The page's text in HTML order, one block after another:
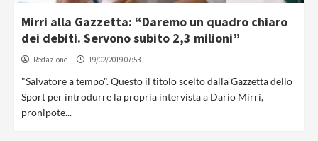
Mirri alla Gazzetta: “Daremo un quadro chiaro
dei debiti. Servono subito 2,3 milioni”
Redazione 19/02/2019 07:53
"Salvatore a tempo". Questo il titolo scelto dalla Gazzetta dello
Sport per introdurre la propria intervista a Dario Mirri,
pronipote...